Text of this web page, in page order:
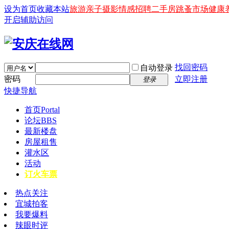
设为首页收藏本站旅游亲子摄影情感招聘二手房跳蚤市场健康
开启辅助访问
自动登录 找回密码
密码
登录
立即注册
快捷导航
首页Portal
论坛BBS
最新楼盘
房屋租售
灌水区
活动
订火车票
热点关注
宜城拍客
我要爆料
辣眼时评